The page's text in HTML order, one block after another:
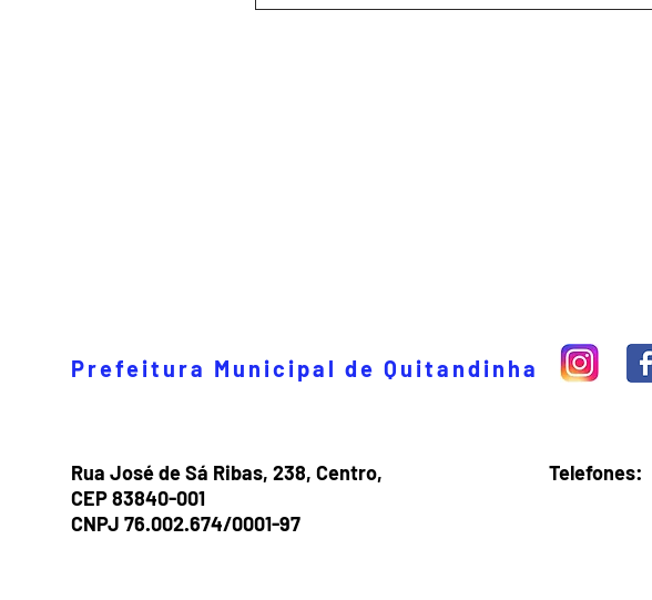
Prefeitura Municipal de Quitandinha
Rua José de Sá Ribas, 238, Centro,
CEP 83840-001
CNPJ 76.002.674/0001-97
Telefones: